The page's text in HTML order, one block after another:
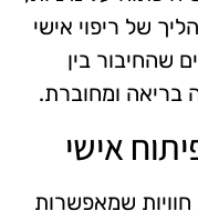
של ריפוי אישי
שהחיבור בין
בריאה ומחוברת.
אישי
שמאפשרות